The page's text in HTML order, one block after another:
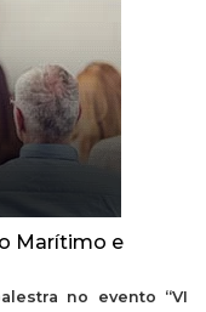
Marítimo e
no evento “VI